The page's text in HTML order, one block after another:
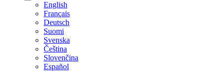
English
Français
Deutsch
Suomi
Svenska
Čeština
Slovenčina
Español